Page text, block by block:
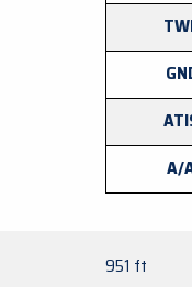
A/
951 ft